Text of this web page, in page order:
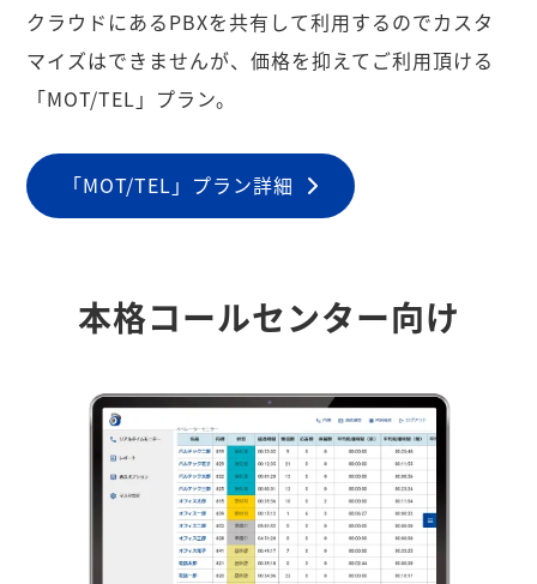
クラウドにあるPBXを共有して利用するのでカスタ
マイズはできませんが、価格を抑えてご利用頂ける
「MOT/TEL」プラン。
「MOT/TEL」プラン詳細
本格コールセンター向け